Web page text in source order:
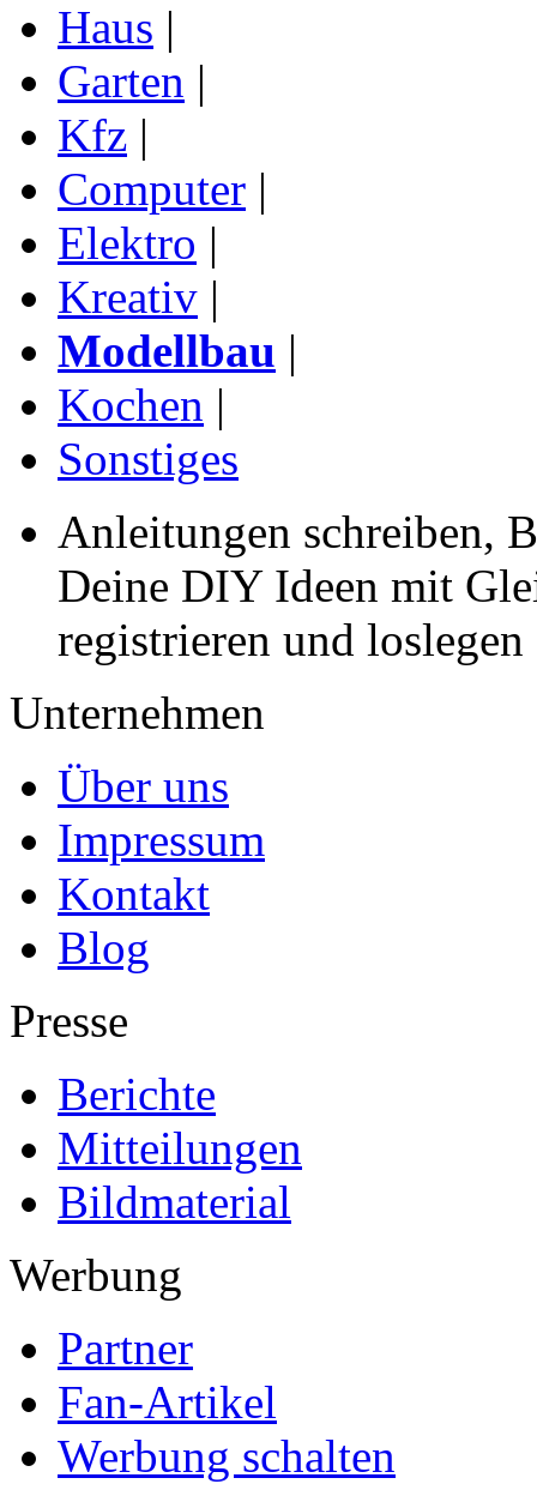
Haus |
Garten |
Kfz |
Computer |
Elektro |
Kreativ |
Modellbau |
Kochen |
Sonstiges
Anleitungen schreiben,
Deine DIY Ideen mit
registrieren und loslegen
Unternehmen
Über uns
Impressum
Kontakt
Blog
Presse
Berichte
Mitteilungen
Bildmaterial
Werbung
Partner
Fan-Artikel
Werbung schalten